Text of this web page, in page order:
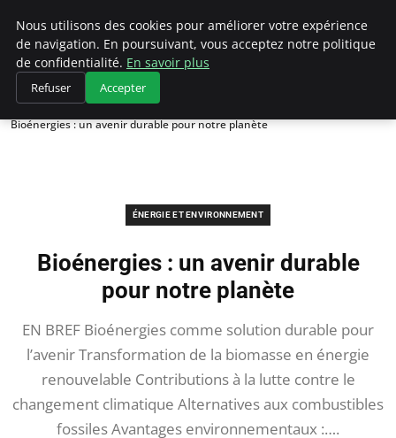
Climategatecountryclub.com
Accueil
Énergie et environnement
Bioénergies : un avenir durable pour notre planète
ÉNERGIE ET ENVIRONNEMENT
Bioénergies : un avenir durable
pour notre planète
EN BREF Bioénergies comme solution durable pour
l’avenir Transformation de la biomasse en énergie
renouvelable Contributions à la lutte contre le
changement climatique Alternatives aux combustibles
fossiles Avantages environnementaux :….
Nous utilisons des cookies pour améliorer votre expérience
de navigation. En poursuivant, vous acceptez notre politique
de confidentialité. En savoir plus
Refuser Accepter